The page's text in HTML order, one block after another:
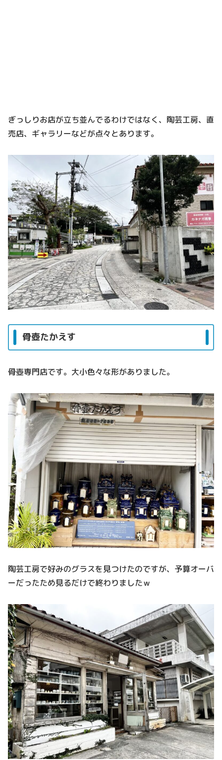
ぎっしりお店が立ち並んでるわけではなく、陶芸工房、直
売店、ギャラリーなどが点々とあります。
骨壺たかえす
骨壺専門店です。大小色々な形がありました。
陶芸工房で好みのグラスを見つけたのですが、予算オーバ
ーだったため見るだけで終わりましたｗ